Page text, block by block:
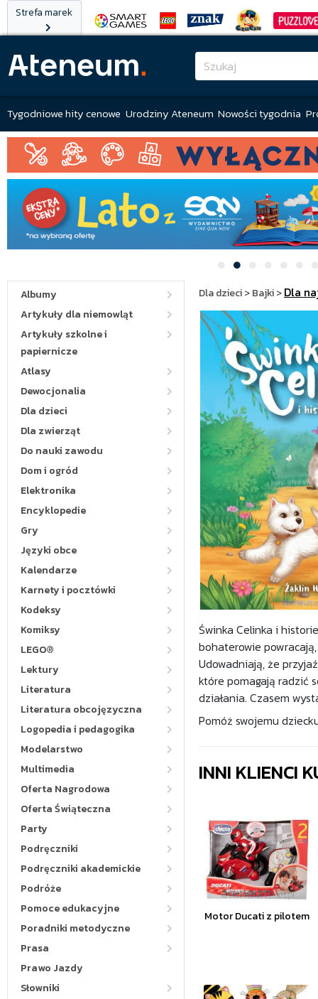
Strefa marek
Tygodniowe hity cenowe Urodziny Ateneum Nowości tygodnia
Albumy
Artykuły dla niemowląt
Artykuły szkolne i
papiernicze
Atlasy
Dewocjonalia
Dla dzieci
Dla zwierząt
Do nauki zawodu
Dom i ogród
Elektronika
Encyklopedie
Gry
Języki obce
Kalendarze
Karnety i pocztówki
Kodeksy
Komiksy
LEGO®
Lektury
Literatura
Literatura obcojęzyczna
Logopedia i pedagogika
Modelarstwo
Multimedia
Oferta Nagrodowa
Oferta Świąteczna
Party
Podręczniki
Podręczniki akademickie
Podróże
Pomoce edukacyjne
Poradniki metodyczne
Prasa
Prawo Jazdy
Słowniki
Dla dzieci>Bajki>Dla
Świnka Celinka i
bohaterowie
Udowadniają, że
które pomagają radzić
działania. Czasem
Pomóż swojemu
INNI KLIENCI
Motor Ducati z pilotem